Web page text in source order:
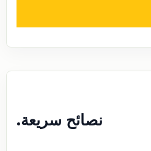
نصائح سريعة.